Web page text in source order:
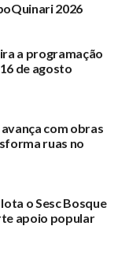
2026
a programação
de agosto
com obras
ruas no
o Sesc Bosque
apoio popular